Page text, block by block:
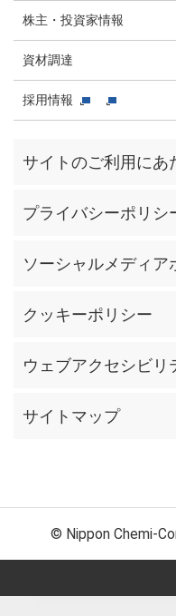
株主・投資家情報
資材調達
採用情報
サイトのご利用にあ
プライバシーポリシ
ソーシャルメディア
クッキーポリシー
ウェブアクセシビリ
サイトマップ
© Nippon Chemi-